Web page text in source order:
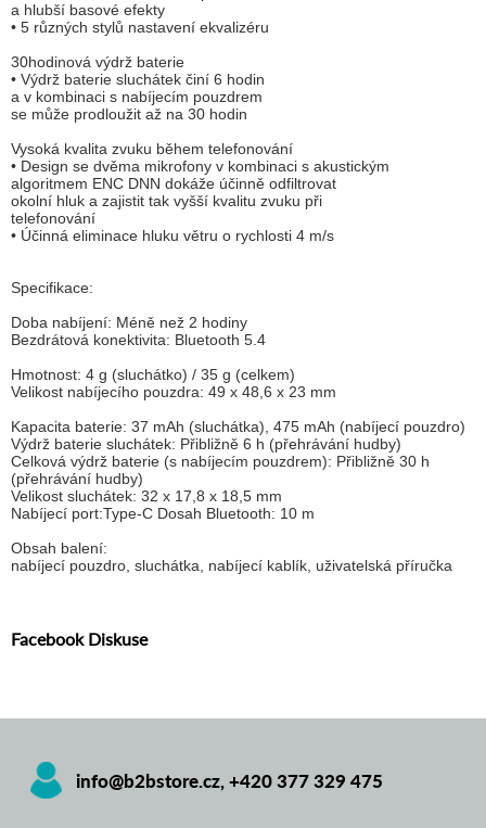
a hlubší basové efekty
• 5 různých stylů nastavení ekvalizéru
30hodinová výdrž baterie
• Výdrž baterie sluchátek činí 6 hodin
a v kombinaci s nabíjecím pouzdrem
se může prodloužit až na 30 hodin
Vysoká kvalita zvuku během telefonování
• Design se dvěma mikrofony v kombinaci s akustickým
algoritmem ENC DNN dokáže účinně odfiltrovat
okolní hluk a zajistit tak vyšší kvalitu zvuku při
telefonování
• Účinná eliminace hluku větru o rychlosti 4 m/s
Specifikace:
Doba nabíjení: Méně než 2 hodiny
Bezdrátová konektivita: Bluetooth 5.4
Hmotnost: 4 g (sluchátko) / 35 g (celkem)
Velikost nabíjecího pouzdra: 49 x 48,6 x 23 mm
Kapacita baterie: 37 mAh (sluchátka), 475 mAh (nabíjecí pouzdro)
Výdrž baterie sluchátek: Přibližně 6 h (přehrávání hudby)
Celková výdrž baterie (s nabíjecím pouzdrem): Přibližně 30 h
(přehrávání hudby)
Velikost sluchátek: 32 x 17,8 x 18,5 mm
Nabíjecí port:Type-C Dosah Bluetooth: 10 m
Obsah balení:
nabíjecí pouzdro, sluchátka, nabíjecí kablík, uživatelská příručka
Facebook Diskuse
info@b2bstore.cz, +420 377 329 475